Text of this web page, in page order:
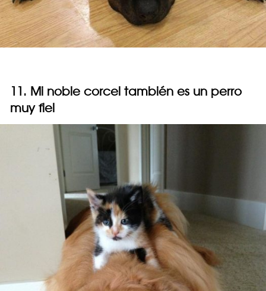
11. Mi noble corcel también es un perro
muy fiel